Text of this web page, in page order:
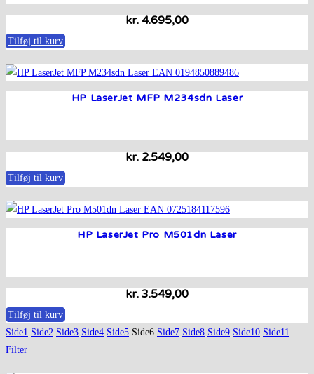
kr. 4.695,00
Tilføj til kurv
HP LaserJet MFP M234sdn Laser
kr. 2.549,00
Tilføj til kurv
HP LaserJet Pro M501dn Laser
kr. 3.549,00
Tilføj til kurv
Side1 Side2 Side3 Side4 Side5 Side6 Side7 Side8 Side9 Side10 Side11
Filter